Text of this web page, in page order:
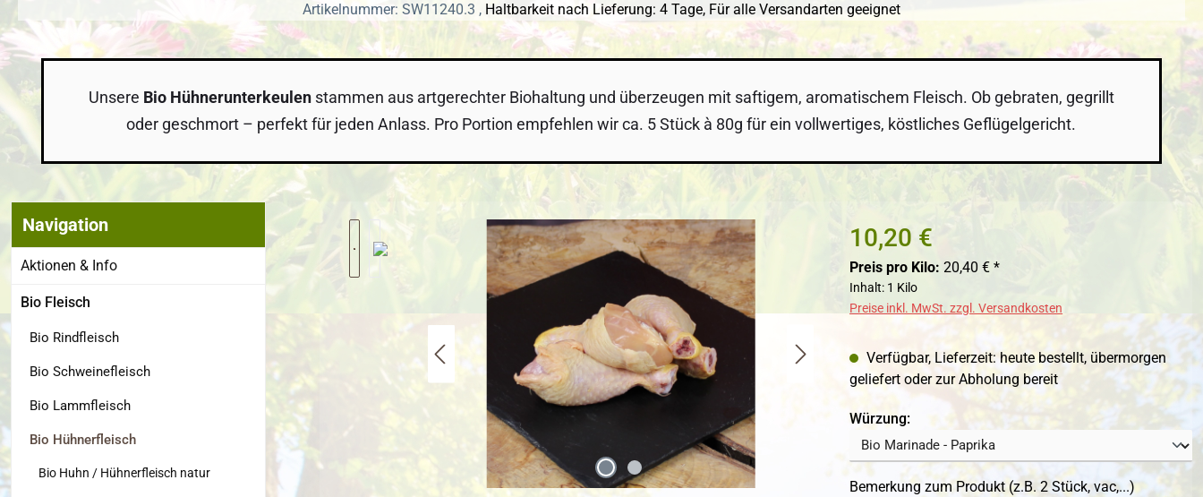
Artikelnummer: SW11240.3 , Haltbarkeit nach Lieferung: 4 Tage, Für alle Versandarten geeignet
Unsere Bio Hühnerunterkeulenstammen aus artgerechter Biohaltung und überzeugen mit saftigem, aromatischem Fleisch. Ob gebraten, gegrillt
oder geschmort – perfekt für jeden Anlass. Pro Portion empfehlen wir ca. 5 Stück à 80g für ein vollwertiges, köstliches Geflügelgericht.
Navigation
Aktionen & Info
Bio Fleisch
Bio Rindfleisch
Bio Schweinefleisch
Bio Lammfleisch
Bio Hühnerfleisch
Bio Huhn / Hühnerfleisch natur
Bildergalerie überspringen 10,20 €
Preis pro Kilo: 20,40 € *
Inhalt: 1 Kilo
Preise inkl. MwSt. zzgl. Versandkosten
Verfügbar, Lieferzeit: heute bestellt, übermorgen
geliefert oder zur Abholung bereit
Würzung: auswählen
Bemerkung zum Produkt (z.B. 2 Stück, vac,...)